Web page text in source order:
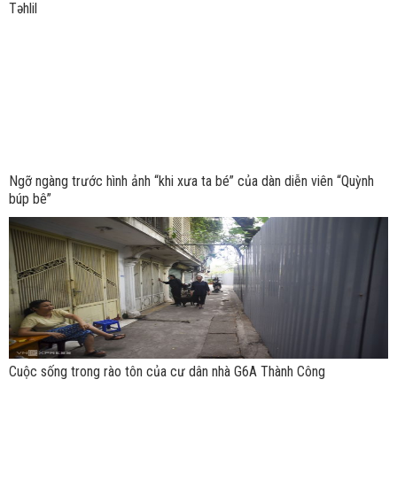
Təhlil
Ngỡ ngàng trước hình ảnh “khi xưa ta bé” của dàn diễn viên “Quỳnh
búp bê”
Cuộc sống trong rào tôn của cư dân nhà G6A Thành Công